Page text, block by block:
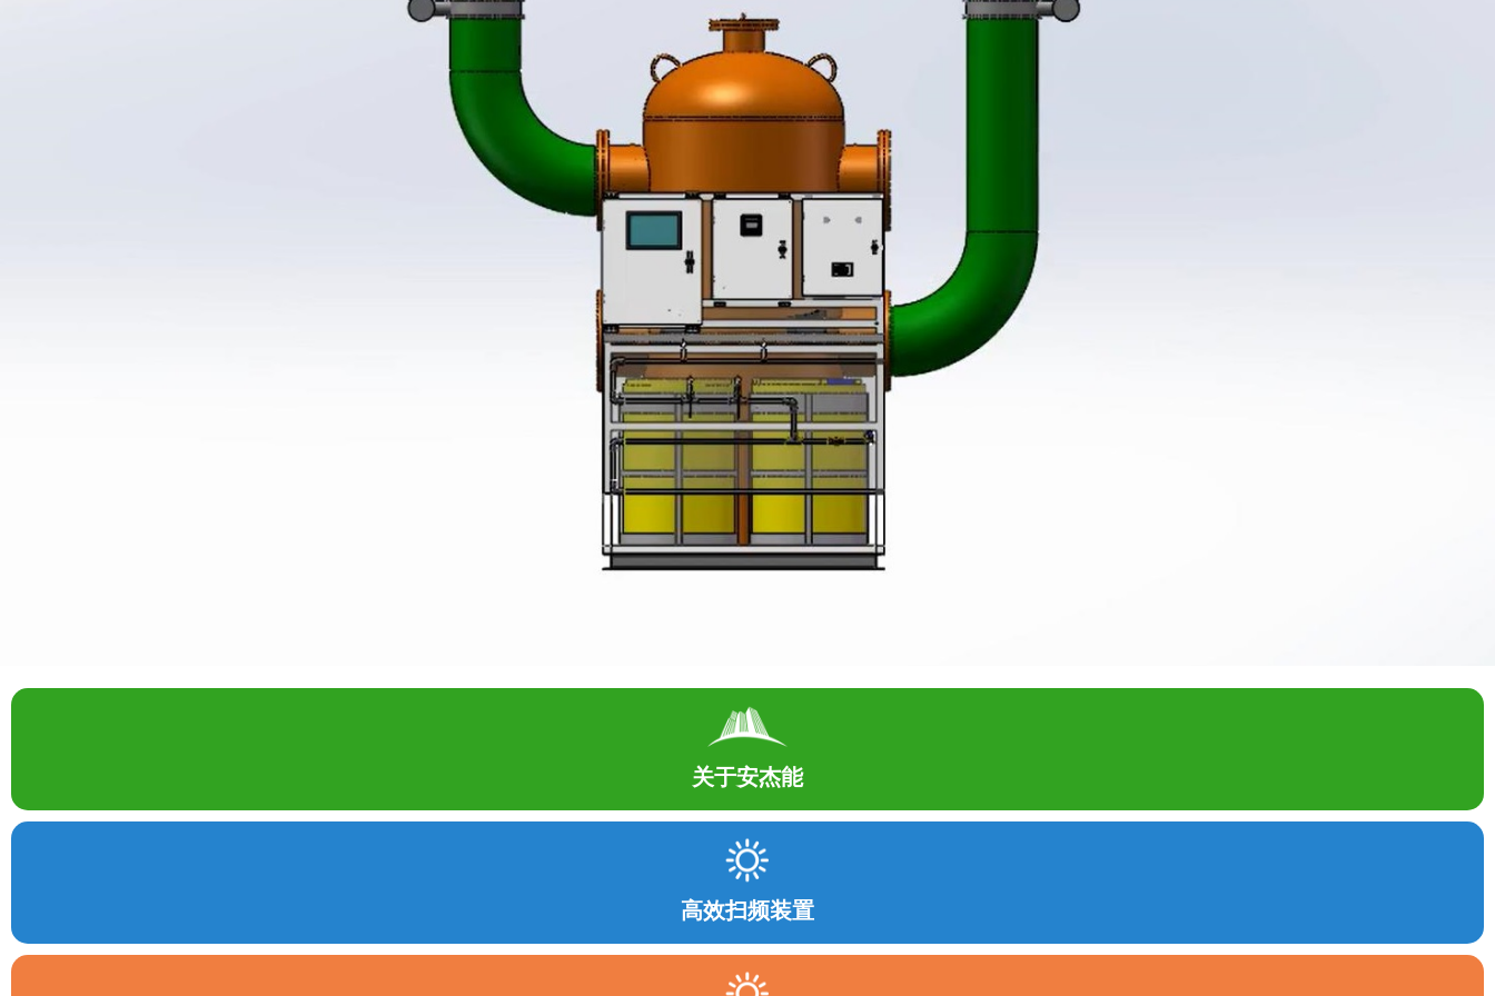
关于安杰能
高效扫频装置